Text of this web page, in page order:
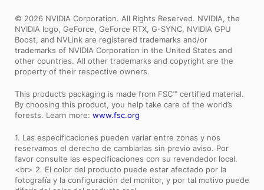
© 2026 NVIDIA Corporation. All Rights Reserved. NVIDIA, the
NVIDIA logo, GeForce, GeForce RTX, G-SYNC, NVIDIA GPU
Boost, and NVLink are registered trademarks and/or
trademarks of NVIDIA Corporation in the United States and
other countries. All other trademarks and copyright are the
property of their respective owners.
This product’s packaging is made from FSC™ certified material.
By choosing this product, you help take care of the world’s
forests. Learn more: www.fsc.org
1. Las especificaciones pueden variar entre zonas y nos
reservamos el derecho de cambiarlas sin previo aviso. Por
favor consulte las especificaciones con su revendedor local.
<br> 2. El color del producto puede estar afectado por la
fotografía y la configuración del monitor, y por tal motivo puede